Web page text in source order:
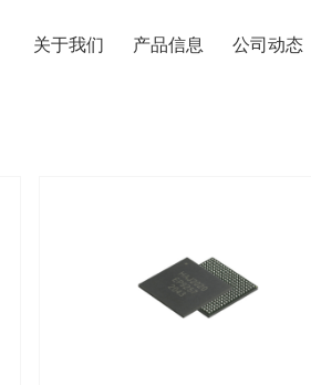
关于我们 产品信息 公司动态